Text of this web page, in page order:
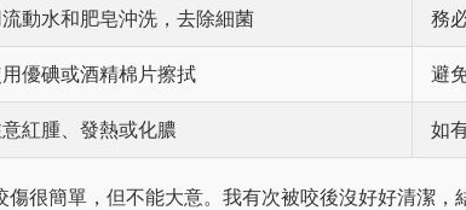
動水和肥皂沖洗，去除細菌 務
優碘或酒精棉片擦拭 避
紅腫、發熱或化膿 如
很簡單，但不能大意。我有次被咬後沒好好清潔，